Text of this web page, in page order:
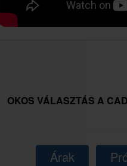
OKOS VÁLASZTÁS A
Árak